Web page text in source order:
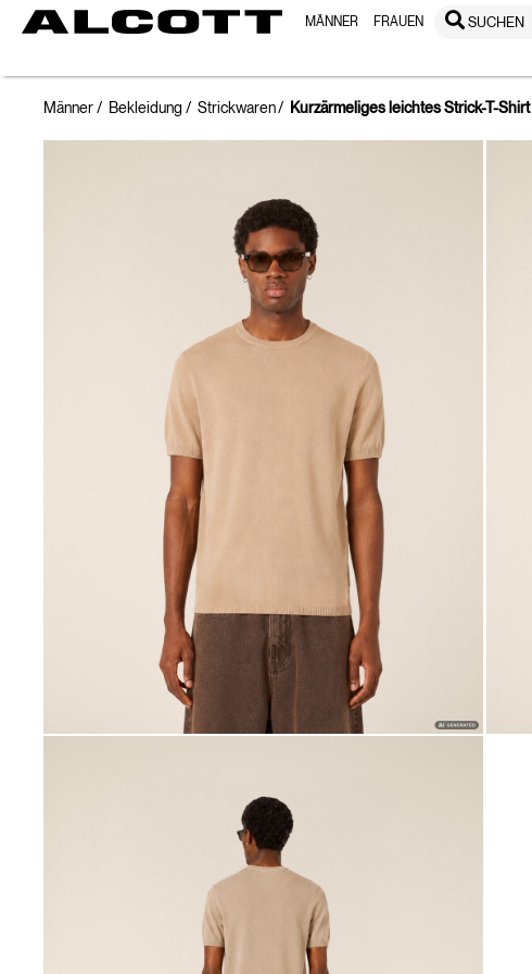
MÄNNER FRAUEN SUCHEN
Männer Bekleidung Strickwaren Kurzärmeliges leichtes Strick-T-Shirt